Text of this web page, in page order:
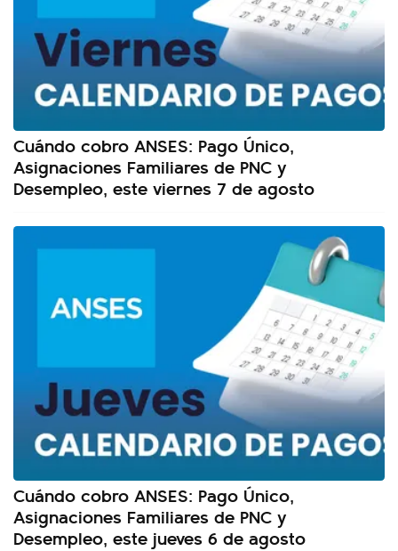
Cuándo cobro ANSES: Pago Único,
Asignaciones Familiares de PNC y
Desempleo, este viernes 7 de agosto
Cuándo cobro ANSES: Pago Único,
Asignaciones Familiares de PNC y
Desempleo, este jueves 6 de agosto